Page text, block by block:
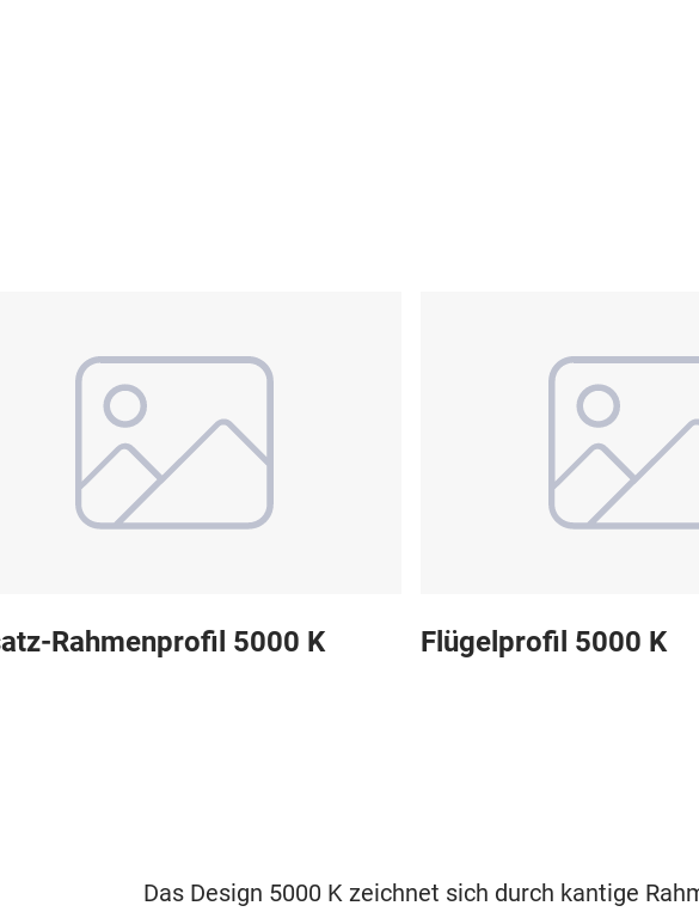
Rahmenprofil 5000 K Flügelprofil 5000 K
Das Design 5000 K zeichnet sich durch kantige